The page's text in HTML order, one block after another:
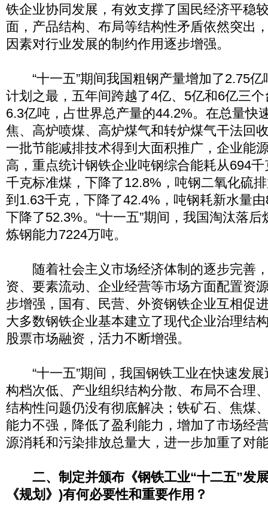
铁企业协同发展，有效支撑了国民经济平稳
面，产品结构、布局等结构性矛盾依然突出
因素对行业发展的制约作用逐步增强。
“十一五”期间我国粗钢产量增加了2.75亿
计划之最，五年间跨越了4亿、5亿和6亿三
6.3亿吨，占世界总产量的44.2%。在总量快
焦、高炉喷煤、高炉煤气和转炉煤气干法回
一批节能减排技术得到大面积推广，企业能
高，重点统计钢铁企业吨钢综合能耗从694
千克标准煤，下降了12.8%，吨钢二氧化硫
到1.63千克，下降了42.4%，吨钢耗新水量
下降了52.3%。“十一五”期间，我国淘汰落
炼钢能力7224万吨。
随着社会主义市场经济体制的逐步完善
资、要素流动、企业经营等市场方面配置资
步增强，国有、民营、外资钢铁企业互相促
大多数钢铁企业基本建立了现代企业治理结
股票市场融资，活力不断增强。
“十一五”期间，我国钢铁工业在快速发展
构档次低、产业组织结构分散、布局不合理
结构性问题仍没有彻底解决；铁矿石、焦煤
能力不强，降低了盈利能力，增加了市场经
源消耗和污染排放总量大，进一步加重了对
二、制定并颁布《钢铁工业“十二五”发
《规划》)有何必要性和重要作用？